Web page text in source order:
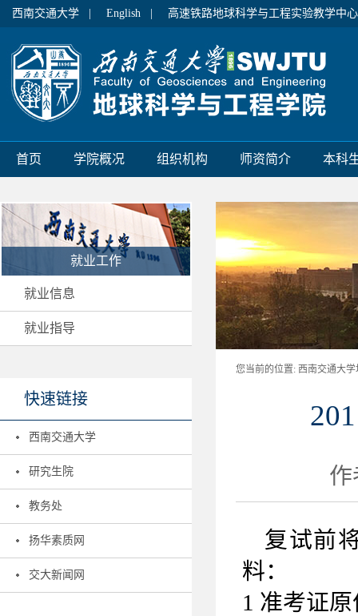
西南交通大学 | English | 高速铁路地球科学与工程实验教学中
首页 学院概况 组织机构 师资简介 本科
就业工作
就业信息
就业指导
快速链接
西南交通大学
研究生院
教务处
扬华素质网
交大新闻网
您当前的位置: 西南交通大
复试前
料：
1 准考证